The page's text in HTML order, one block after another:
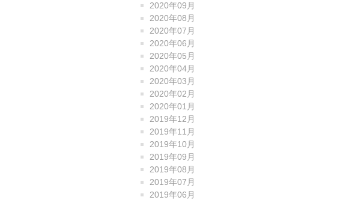
2020年09月
2020年08月
2020年07月
2020年06月
2020年05月
2020年04月
2020年03月
2020年02月
2020年01月
2019年12月
2019年11月
2019年10月
2019年09月
2019年08月
2019年07月
2019年06月